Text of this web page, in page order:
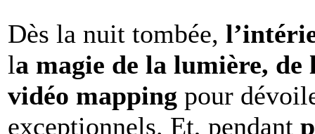
Dès la nuit tombée,
la magie de la lumière,
vidéo mapping pour
exceptionnels. Et, pendant